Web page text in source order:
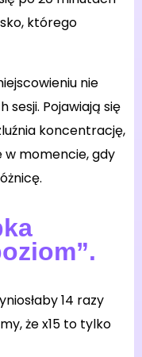
którego
nie
Pojawiają się
koncentrację,
w momencie, gdy
14 razy
że x15 to tylko